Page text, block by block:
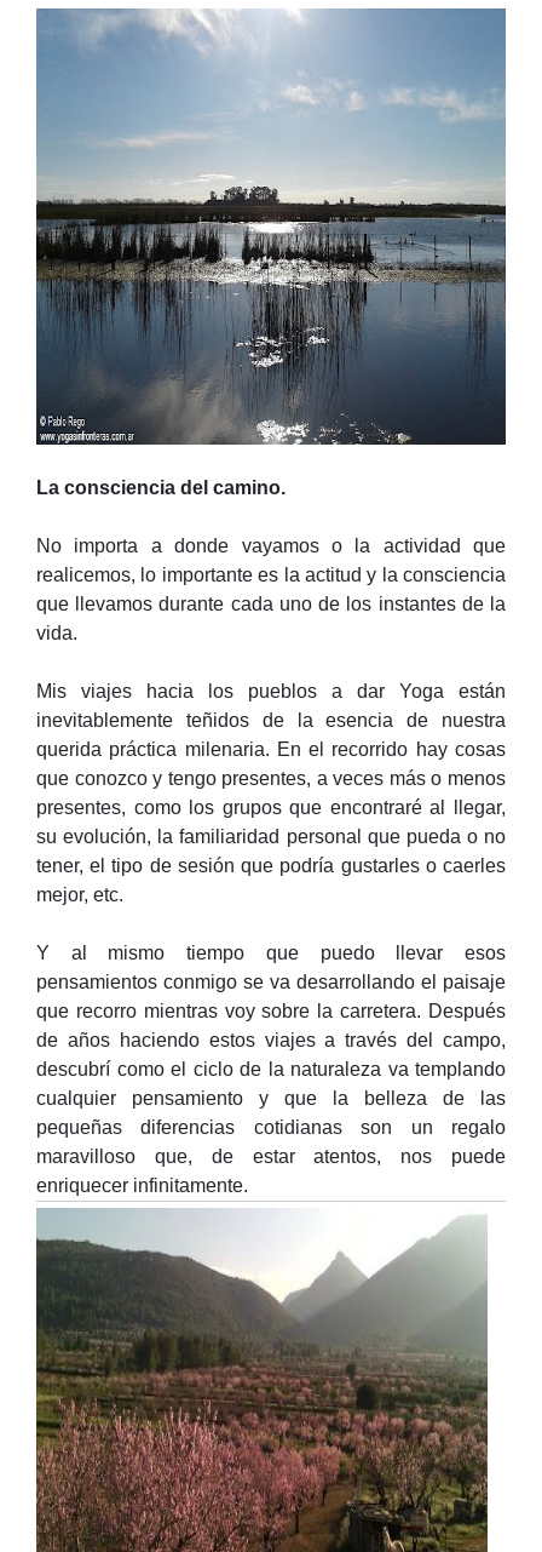
La consciencia del camino.
No importa a donde vayamos o la actividad que
realicemos, lo importante es la actitud y la consciencia
que llevamos durante cada uno de los instantes de la
vida.
Mis viajes hacia los pueblos a dar Yoga están
inevitablemente teñidos de la esencia de nuestra
querida práctica milenaria. En el recorrido hay cosas
que conozco y tengo presentes, a veces más o menos
presentes, como los grupos que encontraré al llegar,
su evolución, la familiaridad personal que pueda o no
tener, el tipo de sesión que podría gustarles o caerles
mejor, etc.
Y al mismo tiempo que puedo llevar esos
pensamientos conmigo se va desarrollando el paisaje
que recorro mientras voy sobre la carretera. Después
de años haciendo estos viajes a través del campo,
descubrí como el ciclo de la naturaleza va templando
cualquier pensamiento y que la belleza de las
pequeñas diferencias cotidianas son un regalo
maravilloso que, de estar atentos, nos puede
enriquecer infinitamente.